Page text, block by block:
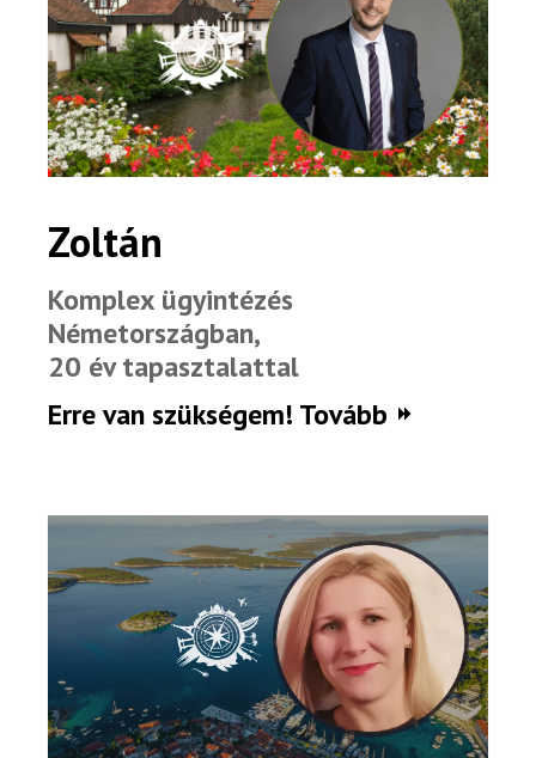
Zoltán
Komplex ügyintézés
Németországban,
20 év tapasztalattal
Erre van szükségem! Tovább